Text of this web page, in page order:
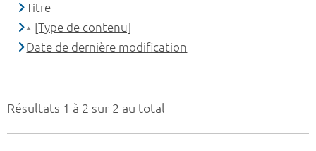
Résultats 1 à 2 sur 2 au total
Titre
[Type de contenu]
Date de dernière modification